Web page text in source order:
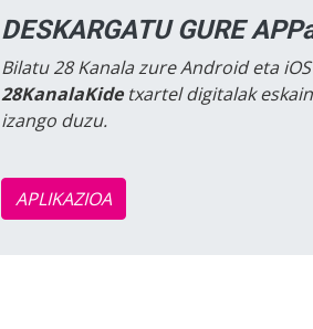
DESKARGATU GURE
Bilatu 28 Kanala zure Android eta
28KanalaKidetxartel digitalak
izango duzu.
APLIKAZIOA